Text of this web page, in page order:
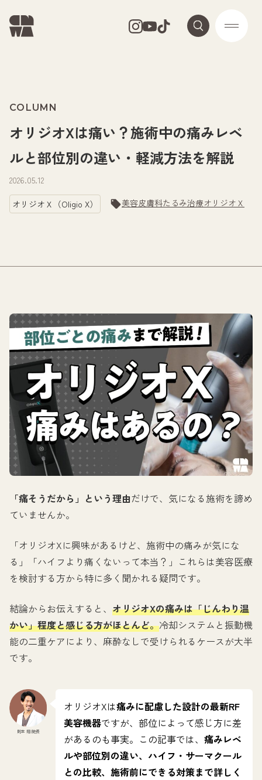
COLUMN
オリジオXは痛い？施術中の痛みレベ
ルと部位別の違い・軽減方法を解説
2026.05.12
オリジオＸ（Oligio X） 美容皮膚科たるみ治療オリジオＸ
「痛そうだから」という理由だけで、気になる施術を諦め
ていませんか。
「オリジオXに興味があるけど、施術中の痛みが気にな
る」「ハイフより痛くないって本当？」これらは美容医療
を検討する方から特に多く聞かれる疑問です。
結論からお伝えすると、 オリジオXの痛みは「じんわり温
かい」程度と感じる方がほとんど。冷却システムと振動機
能の二重ケアにより、麻酔なしで受けられるケースが大半
です。
則本 翔 院長
オリジオXは痛みに配慮した設計の最新RF
美容機器ですが、部位によって感じ方に差
があるのも事実。この記事では、痛みレベ
ルや部位別の違い、ハイフ・サーマクール
との比較、施術前にできる対策まで詳しく